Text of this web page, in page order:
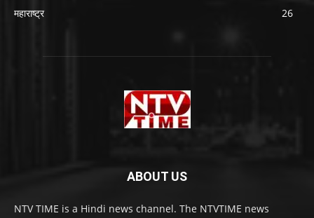
महाराष्ट्र
26
ABOUT US
NTV TIME is a Hindi news channel. The NTVTIME news